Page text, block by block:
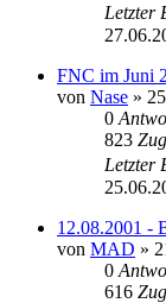
Letzter
FNC im Juni
von Nase »
0
823
Letzter
12.08.2001 -
von MAD »
0
616